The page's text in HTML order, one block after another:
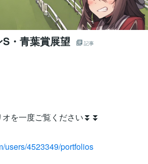
・青葉賞展望 記事
を一度ご覧ください⏬⏬
users/4523349/portfolios